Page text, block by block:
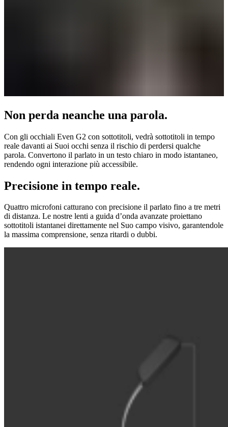
Non perda neanche una parola.
Con gli occhiali Even G2 con sottotitoli, vedrà sottotitoli in tempo
reale davanti ai Suoi occhi senza il rischio di perdersi qualche
parola. Convertono il parlato in un testo chiaro in modo istantaneo,
rendendo ogni interazione più accessibile.
Precisione in tempo reale.
Quattro microfoni catturano con precisione il parlato fino a tre metri
di distanza. Le nostre lenti a guida d’onda avanzate proiettano
sottotitoli istantanei direttamente nel Suo campo visivo, garantendole
la massima comprensione, senza ritardi o dubbi.